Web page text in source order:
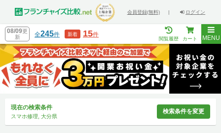
会員登録(無料) | ログイン
08/09更
新
全245件 新着 15件
閲覧履歴 カート MENU
現在の検索条件
スマホ修理, 大分県
検索条件を変更